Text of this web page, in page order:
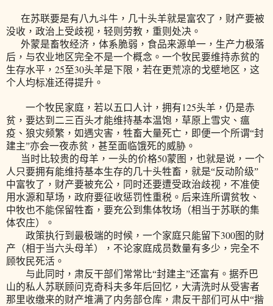
在苏联要是有八九斗牛，几十头羊就是富农了，财产要被
没收，政治上受歧视，轻则劳教，重则处决。
外蒙是畜牧经济，体系脆弱，食品来源单一，生产力极落
后，与农业地区完全不是一个概念。一个牧民要维持赤贫的
生存水平， 25至30头羊是下限，若在更荒凉的戈壁地区，这
个人均标准还得提升。
一个牧民家庭，若以五口人计，拥有125头羊，仍是赤
贫，要达到二三百头才能维持基本温饱，草原上雪灾、瘟
疫、狼灾频繁，如遇灾害，牲畜大量死亡，即便一个所谓“封
建主”亦会一夜赤贫，甚至面临饿死的威胁。
当时比较贵的母羊，一头的价格50蒙图，也就是说，一个
人只要拥有能维持基本生存的几十头牲畜，就是“反动阶级”
中富牧了，财产要被充公，同时还要遭受政治歧视，不准使
用水源和草场，政府要征收惩罚性重税。后来连所谓贫牧、
中牧也不能保留牲畜，要充公到集体牧场（相当于苏联的集
体农庄）。
政策执行到最极端的时候，一个家庭只能留下300图的财
产（相于当六头母羊），不论家庭成员数量有多少，完全不
顾牧民死活。
与此同时，肃反干部们常常比“封建主”还富有。据乔巴
山的私人苏联顾问克奇科夫多年后回忆，大清洗时从受害者
那里收缴来的财产堆满了内务部仓库，肃反干部们可从中“揩